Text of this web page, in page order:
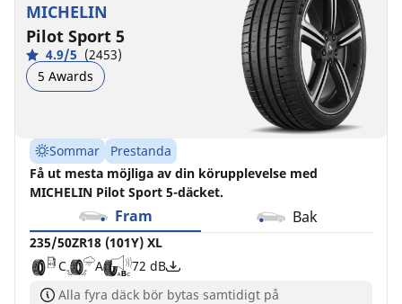
MICHELIN
Pilot Sport 5
4.9/5 (2453)
5 Awards
Sommar
Prestanda
Få ut mesta möjliga av din körupplevelse med
MICHELIN Pilot Sport 5-däcket.
Fram Bak
235/50ZR18 (101Y) XL
C
A
72 dB
Alla fyra däck bör bytas samtidigt på